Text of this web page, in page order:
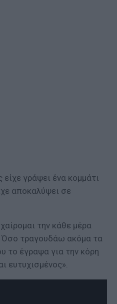
γράψει ένα κομμάτι
αποκαλύψει σε
την κάθε μέρα
Όσο τραγουδάω ακόμα τα
το έγραψα για την κόρη
ευτυχισμένος».